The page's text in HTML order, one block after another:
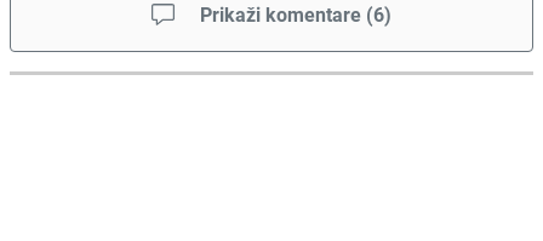
Prikaži komentare (6)